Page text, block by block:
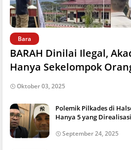
Bara
BARAH Dinilai Ilegal,
Hanya Sekelompok
Cari Panggung Politik.
Oktober 03, 2025
Polemik Pilkades di
Hanya 5 yang
September 24, 2025